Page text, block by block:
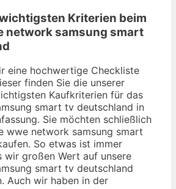
Kriterien beim
network samsung smart
eine hochwertige Checkliste
finden Sie die unserer
Kaufkriterien für das
smart tv deutschland in
Sie möchten schließlich
wwe network samsung smart
So etwas ist immer
wir großen Wert auf unsere
smart tv deutschland
Auch wir haben in der